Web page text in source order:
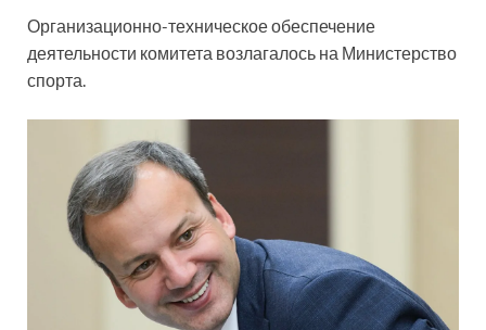
Организационно-техническое обеспечение
деятельности комитета возлагалось на Министерство
спорта.